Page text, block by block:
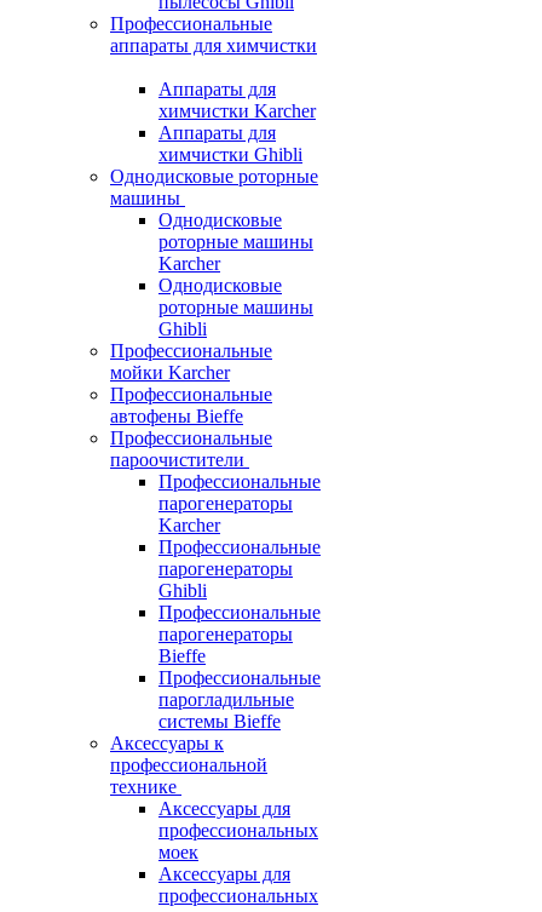
Профессиональные
аппараты для химчистки
Аппараты для
химчистки Karcher
Аппараты для
химчистки Ghibli
Однодисковые роторные
машины
Однодисковые
роторные машины
Karcher
Однодисковые
роторные машины
Ghibli
Профессиональные
мойки Karcher
Профессиональные
автофены Bieffe
Профессиональные
пароочистители
Профессиональные
парогенераторы
Karcher
Профессиональные
парогенераторы
Ghibli
Профессиональные
парогенераторы
Bieffe
Профессиональные
парогладильные
системы Bieffe
Аксессуары к
профессиональной
технике
Аксессуары для
профессиональных
моек
Аксессуары для
профессиональных